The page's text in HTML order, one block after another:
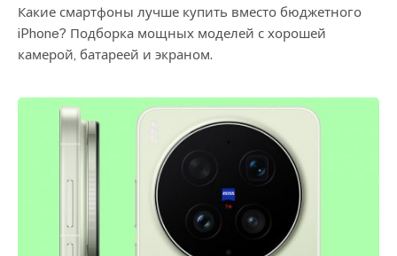
Какие смартфоны лучше купить вместо бюджетного
iPhone? Подборка мощных моделей с хорошей
камерой, батареей и экраном.